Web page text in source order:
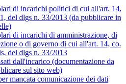
di incarichi politici di cui all'art. 14,
del dlgs n. 33/2013 (da pubblicare in
di incarichi di amministrazione, di
o di governo di cui all'art. 14, co.
del dlgs n. 33/2013
dall'incarico (documentazione da
sul sito web)
mancata comunicazione dei dati